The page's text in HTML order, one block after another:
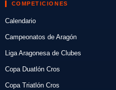
COMPETICIONES
Calendario
Campeonatos de Aragón
Liga Aragonesa de Clubes
Copa Duatlón Cros
Copa Triatlón Cros